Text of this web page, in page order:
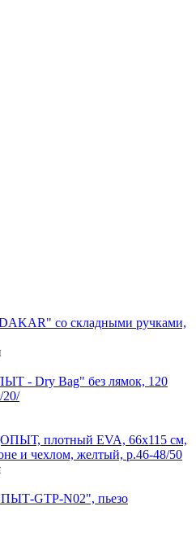
со складными ручками,
- Dry Bag" без лямок, 120
плотный EVA, 66х115 см,
и чехлом, желтый, р.46-48/50
GTP-N02", пьезо